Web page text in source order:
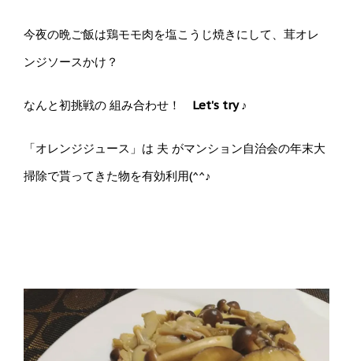
今夜の晩ご飯は鶏モモ肉を塩こうじ焼きにして、茸オレ
ンジソースかけ？
なんと初挑戦の 組み合わせ！ Let's try ♪
「オレンジジュース」は 夫 がマンション自治会の年末大
掃除で貰ってきた物を有効利用(^^♪